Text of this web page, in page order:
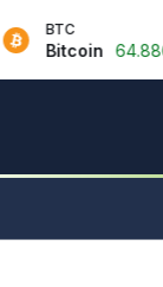
64.886,00 USDT